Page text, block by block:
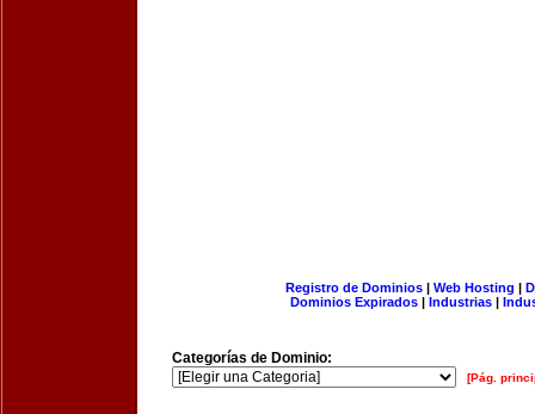
Registro de Dominios| Web Hosting |
Dominios Expirados | Industrias |
Categorías de Dominio:
[Pág.